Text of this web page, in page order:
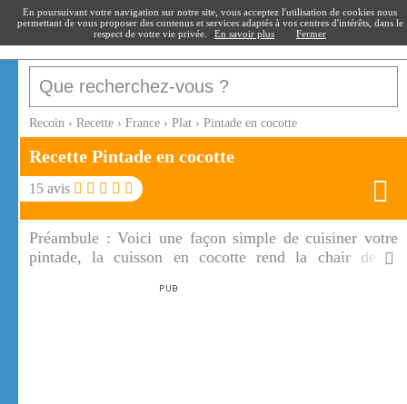
recoin.fr
Recoin › Recette › France › Plat › Pintade en cocotte
Recette Pintade en cocotte
15 avis
Préambule :Voici une façon simple de cuisiner votre
pintade, la cuisson en cocotte rend la chair de la
saison cuits à part ou ajoutés en fin de cuisson sont
En poursuivant votre navigation sur notre site, vous acceptez l'utilisation de cookies nous
permettant de vous proposer des contenus et services adaptés à vos centres d'intérêts, dans le
respect de votre vie privée.
En savoir plus Fermer